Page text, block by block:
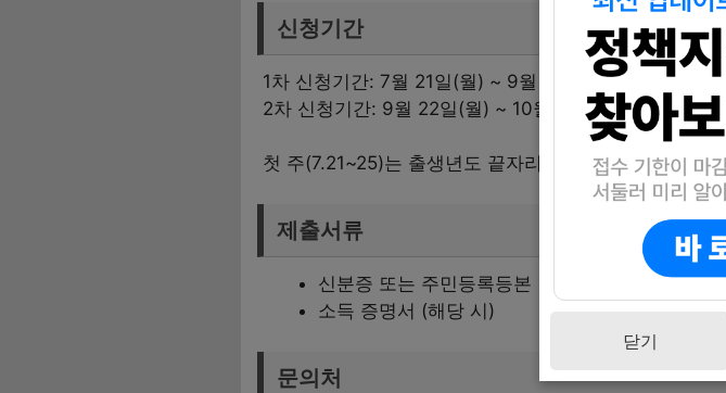
신청기간
1차 신청기간: 7월 21일(월) ~ 9월 12일(금)
2차 신청기간: 9월 22일(월) ~ 10월 31일(금)
첫 주(7.21~25)는 출생년도 끝자리 요일제가 적용됩니다.
제출서류
신분증 또는 주민등록등본
소득 증명서 (해당 시)
문의처
닫기